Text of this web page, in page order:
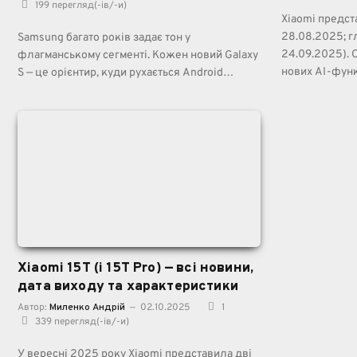
199 перегляд(-ів/-и)
Samsung багато років задає тон у
флагманському сегменті. Кожен новий Galaxy
S — це орієнтир, куди рухається Android…
Xiaomi
28.08.2025;
24.09.2025).
нових AI-
Xiaomi 15T (і 15T Pro) — всі новини,
дата виходу та характеристики
Автор: Миленко Андрій 02.10.2025
1
339 перегляд(-ів/-и)